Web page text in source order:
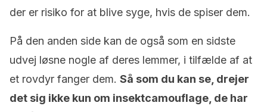
der er risiko for at blive syge, hvis de spiser dem.
På den anden side kan de også som en sidste
udvej løsne nogle af deres lemmer, i tilfælde af at
et rovdyr fanger dem. Så som du kan se, drejer
det sig ikke kun om insektcamouflage, de har